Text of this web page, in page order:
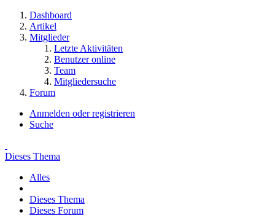
Dashboard
Artikel
Mitglieder
Letzte Aktivitäten
Benutzer online
Team
Mitgliedersuche
Forum
Anmelden oder registrieren
Suche
Dieses Thema
Alles
Dieses Thema
Dieses Forum